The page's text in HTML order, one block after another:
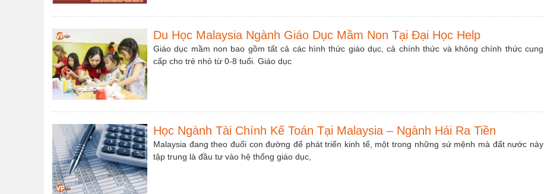
Du Học Malaysia Ngành Giáo Dục Mầm Non Tại Đại Học Help
Giáo dục mầm non bao gồm tất cả các hình thức giáo dục, cả chính thức và không chính thức cung
cấp cho trẻ nhỏ từ 0-8 tuổi. Giáo dục
Học Ngành Tài Chính Kế Toán Tại Malaysia – Ngành Hái Ra Tiền
Malaysia đang theo đuổi con đường để phát triển kinh tế, một trong những sứ mệnh mà đất nước này
tập trung là đầu tư vào hệ thống giáo dục,